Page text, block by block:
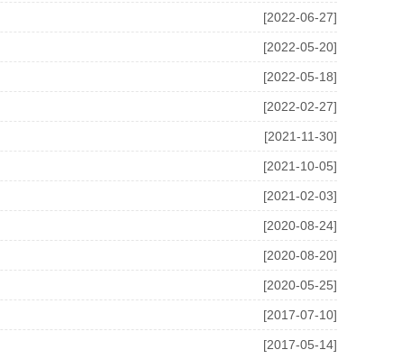
[2022-06-27]
[2022-05-20]
[2022-05-18]
[2022-02-27]
[2021-11-30]
[2021-10-05]
[2021-02-03]
[2020-08-24]
[2020-08-20]
[2020-05-25]
[2017-07-10]
[2017-05-14]